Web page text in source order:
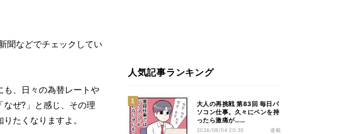
聞などでチェックしてい
も、日々の為替レートや
ぜ?」と感じ、その理
たくなりますよ。
人気記事ランキング
大人の再挑戦 第83回 毎日パ
ソコン仕事。久々にペンを持
ったら激痛が……
2026/08/04 20:35 連載